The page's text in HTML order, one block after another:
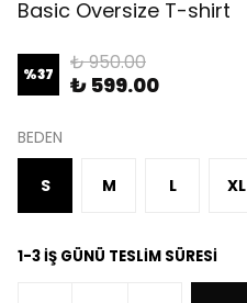
Basic Oversize T-shirt
%37 ₺ 950.00
₺ 599.00
BEDEN
S M L XL
1-3 İŞ GÜNÜ TESLİM SÜRESİ